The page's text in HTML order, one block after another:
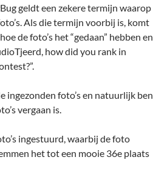
geldt een zekere termijn waarop
Als die termijn voorbij is, komt
de foto’s het “gedaan” hebben en
how did you rank in
ingezonden foto’s en natuurlijk ben
vergaan is.
ingestuurd, waarbij de foto
het tot een mooie 36e plaats